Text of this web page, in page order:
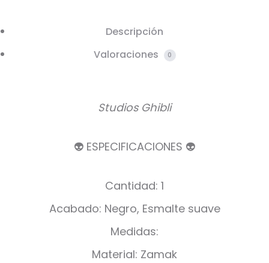
Descripción
Valoraciones
0
Studios Ghibli
👽 ESPECIFICACIONES 👽
Cantidad: 1
Acabado: Negro, Esmalte suave
Medidas:
Material: Zamak